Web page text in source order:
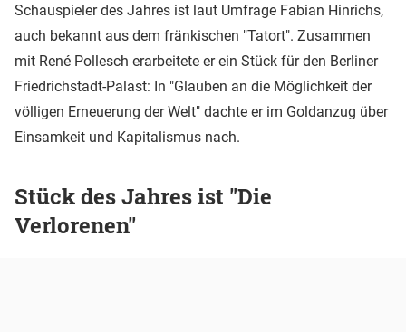
Schauspieler des Jahres ist laut Umfrage Fabian Hinrichs,
auch bekannt aus dem fränkischen "Tatort". Zusammen
mit René Pollesch erarbeitete er ein Stück für den Berliner
Friedrichstadt-Palast: In "Glauben an die Möglichkeit der
völligen Erneuerung der Welt" dachte er im Goldanzug über
Einsamkeit und Kapitalismus nach.
Stück des Jahres ist "Die
Verlorenen"